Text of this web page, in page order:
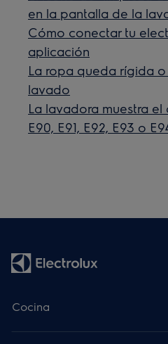
en la pantalla de la
Cómo conectar tu
aplicación
La ropa queda rígida o
lavado
La lavadora muestra
E90, E91, E92, E93 o
Cocina